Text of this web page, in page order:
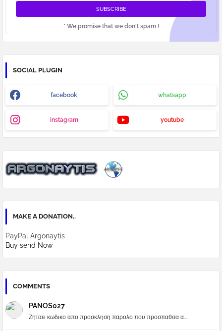
* We promise that we don't spam !
SOCIAL PLUGIN
facebook whatsapp
instagram youtube
MAKE A DONATION..
PayPal Argonaytis
Buy send Now
COMMENTS
PANOS027
Ζηταει κωδικο απο προσκληση παρολο που προσπαθσα α...